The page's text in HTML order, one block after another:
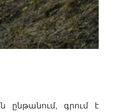
ընթանում, գրում է